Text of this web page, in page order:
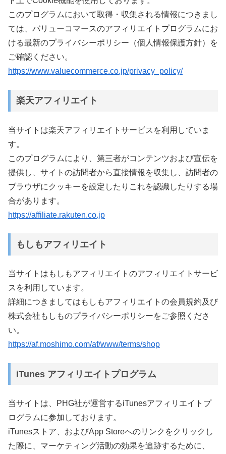
このプログラムにおいて取得・収集される情報につきまし
ては、バリューコマースのアフィリエイトプログラムにお
ける最新のプライバシーポリシー（個人情報保護方針）を
ご確認ください。
https://www.valuecommerce.co.jp/privacy_policy/
楽天アフィリエイト
当サイトは楽天アフィリエイトサービスを利用していま
す。
このプログラムにより、第三者がコンテンツおよび宣伝を
提供し、サイトの訪問者から直接情報を収集し、訪問者の
ブラウザにクッキーを設定したりこれを認識したりする場
合があります。
https://affiliate.rakuten.co.jp
もしもアフィリエイト
当サイトはもしもアフィリエイトのアフィリエイトサービ
スを利用しています。
詳細につきましてはもしもアフィリエイトの会員規約及び
株式会社もしものプライバシーポリシーをご参照くださ
い。
https://af.moshimo.com/af/www/terms/shop
iTunes アフィリエイトプログラム
当サイトは、PHG社が運営するiTunesアフィリエイトプ
ログラムに参加しております。
iTunesストア、およびApp Storeへのリンクをクリックし
た際に、マーケティング活動の効果を追跡するために、